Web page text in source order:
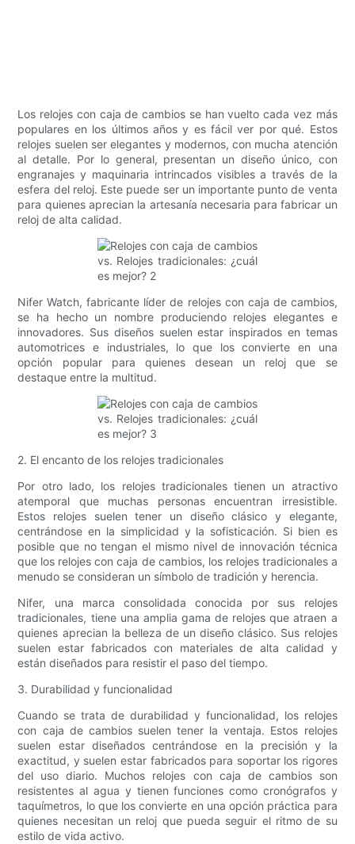
Los relojes con caja de cambios se han vuelto cada vez más
populares en los últimos años y es fácil ver por qué. Estos
relojes suelen ser elegantes y modernos, con mucha atención
al detalle. Por lo general, presentan un diseño único, con
engranajes y maquinaria intrincados visibles a través de la
esfera del reloj. Este puede ser un importante punto de venta
para quienes aprecian la artesanía necesaria para fabricar un
reloj de alta calidad.
Nifer Watch, fabricante líder de relojes con caja de cambios,
se ha hecho un nombre produciendo relojes elegantes e
innovadores. Sus diseños suelen estar inspirados en temas
automotrices e industriales, lo que los convierte en una
opción popular para quienes desean un reloj que se
destaque entre la multitud.
2. El encanto de los relojes tradicionales
Por otro lado, los relojes tradicionales tienen un atractivo
atemporal que muchas personas encuentran irresistible.
Estos relojes suelen tener un diseño clásico y elegante,
centrándose en la simplicidad y la sofisticación. Si bien es
posible que no tengan el mismo nivel de innovación técnica
que los relojes con caja de cambios, los relojes tradicionales a
menudo se consideran un símbolo de tradición y herencia.
Nifer, una marca consolidada conocida por sus relojes
tradicionales, tiene una amplia gama de relojes que atraen a
quienes aprecian la belleza de un diseño clásico. Sus relojes
suelen estar fabricados con materiales de alta calidad y
están diseñados para resistir el paso del tiempo.
3. Durabilidad y funcionalidad
Cuando se trata de durabilidad y funcionalidad, los relojes
con caja de cambios suelen tener la ventaja. Estos relojes
suelen estar diseñados centrándose en la precisión y la
exactitud, y suelen estar fabricados para soportar los rigores
del uso diario. Muchos relojes con caja de cambios son
resistentes al agua y tienen funciones como cronógrafos y
taquímetros, lo que los convierte en una opción práctica para
quienes necesitan un reloj que pueda seguir el ritmo de su
estilo de vida activo.